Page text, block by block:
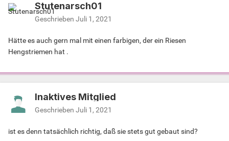
Stutenarsch01
Geschrieben Juli 1, 2021
Hätte es auch gern mal mit einen farbigen, der ein Riesen
Hengstriemen hat .
Inaktives Mitglied
Geschrieben Juli 1, 2021
ist es denn tatsächlich richtig, daß sie stets gut gebaut sind?